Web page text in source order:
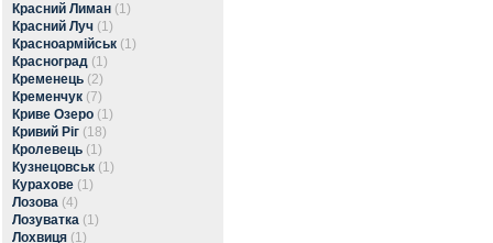
Красний Лиман (1)
Красний Луч (1)
Красноармійськ (1)
Красноград (1)
Кременець (2)
Кременчук (7)
Криве Озеро (1)
Кривий Ріг (18)
Кролевець (1)
Кузнецовськ (1)
Курахове (1)
Лозова (4)
Лозуватка (1)
Лохвиця (1)